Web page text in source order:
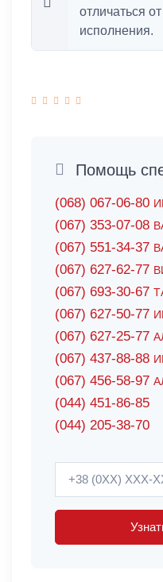
отличаться
исполнения.
Помощь
(068) 067-06-80
(067) 353-07-08
(067) 551-34-37
(067) 627-62-77
(067) 693-30-67
(067) 627-50-77
(067) 627-25-77
(067) 437-88-88
(067) 456-58-97
(044) 451-86-85
(044) 205-38-70